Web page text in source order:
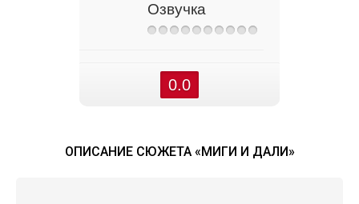
Озвучка
0.0
ОПИСАНИЕ СЮЖЕТА «МИГИ И ДАЛИ»